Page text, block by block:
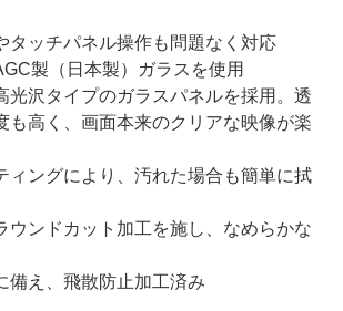
タッチパネル操作も問題なく対応
製（日本製）ガラスを使用
光沢タイプのガラスパネルを採用。透
も高く、画面本来のクリアな映像が楽
ィングにより、汚れた場合も簡単に拭
ウンドカット加工を施し、なめらかな
備え、飛散防止加工済み